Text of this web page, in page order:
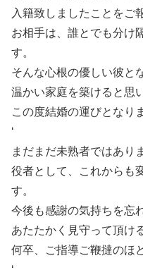
入籍致しましたことをご
お相手は、誰とでも分け
す。
そんな心根の優しい彼と
温かい家庭を築けると思い
この度結婚の運びとなり
‘
まだまだ未熟者ではあり
役者として、これからも
す。
今後も感謝の気持ちを忘
あたたかく見守って頂け
何卒、ご指導ご鞭撻のほ